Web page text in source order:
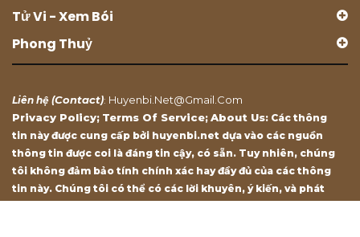
Tử Vi - Xem Bói
Phong Thuỷ
Liên hệ (Contact): Huyenbi.net@gmail.com
Privacy Policy; Terms Of Service; About Us: Các thông
tin này được cung cấp bởi huyenbi.net dựa vào các nguồn
thông tin được coi là đáng tin cậy, có sẵn. Tuy nhiên, chúng
tôi không đảm bảo tính chính xác hay đầy đủ của các thông
tin này. Chúng tôi có thể có các lời khuyên, ý kiến, và phát